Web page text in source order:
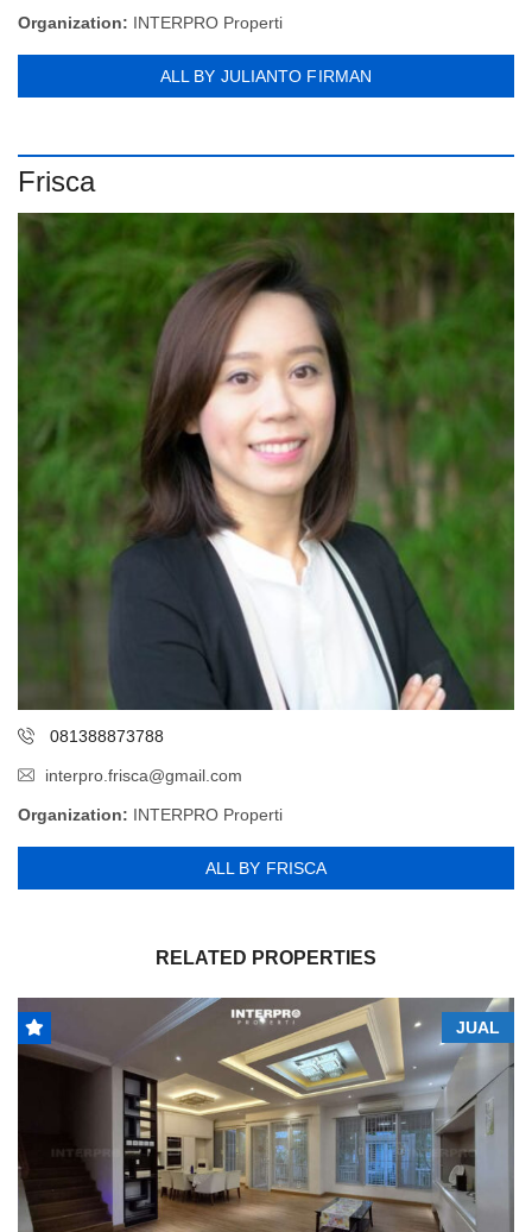
Organization: INTERPRO Properti
ALL BY JULIANTO FIRMAN
Frisca
081388873788
interpro.frisca@gmail.com
Organization: INTERPRO Properti
ALL BY FRISCA
RELATED PROPERTIES
JUAL